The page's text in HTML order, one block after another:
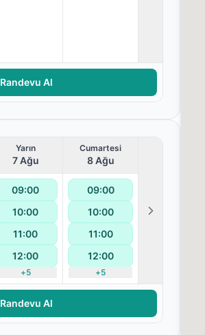
Randevu Al
Yarın
7 Ağu
09:00
10:00
11:00
12:00
+5
Cumartesi
8 Ağu
09:00
10:00
11:00
12:00
+5
Randevu Al